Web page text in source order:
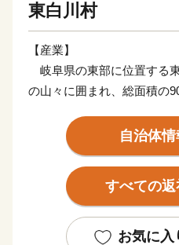
東白川村
【産業】
岐阜県の東部に位置する
の山々に囲まれ、総面積の
濃ひのき」が植林されてい
発祥の地でもあり、山間地
て、茶栽培を行っています。
明治初年、新政府による神
自治体
すべての
お気に入